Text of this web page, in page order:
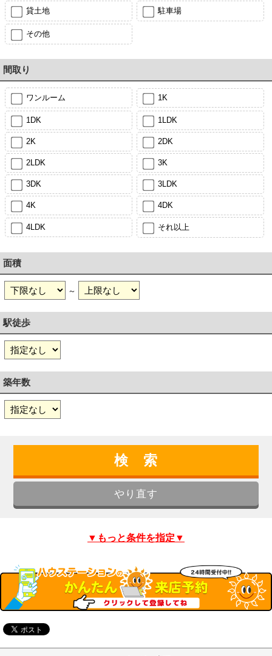
貸土地 駐車場
その他
間取り
ワンルーム 1K
1DK 1LDK
2K 2DK
2LDK 3K
3DK 3LDK
4K 4DK
4LDK それ以上
面積
～
駅徒歩
築年数
▼もっと条件を指定▼